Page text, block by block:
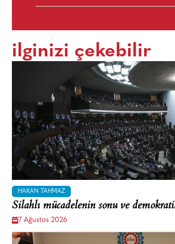
ilginizi çekebilir
HAKAN TAHMAZ
Silahlı mücadelenin sonu ve
7 Ağustos 2026